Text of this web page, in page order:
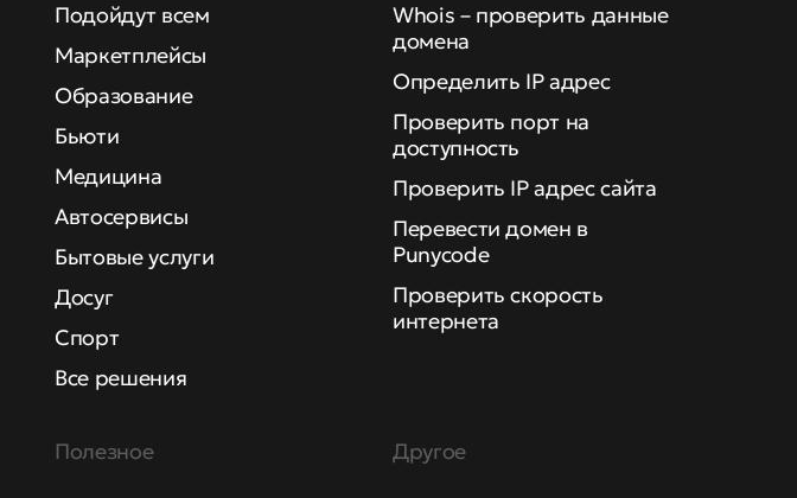
Подойдут всем
Маркетплейсы
Образование
Бьюти
Медицина
Автосервисы
Бытовые услуги
Досуг
Спорт
Все решения
Whois – проверить данные
домена
Определить IP адрес
Проверить порт на
доступность
Проверить IP адрес сайта
Перевести домен в
Punycode
Проверить скорость
интернета
Полезное Другое